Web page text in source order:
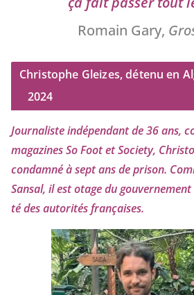
Romain Gary,
Christophe Gleizes, détenu en
2024
Journaliste indé­pen­dant de36ans,
maga­zines So Foot et Society,
condam­né à sept ans de pri­son.
Sansal, il est otage du
té des auto­ri­tés françaises.